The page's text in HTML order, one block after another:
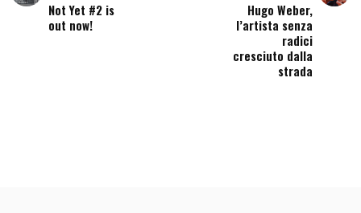
Not Yet #2 is
out now!
Hugo Weber,
l’artista senza
radici
cresciuto dalla
strada